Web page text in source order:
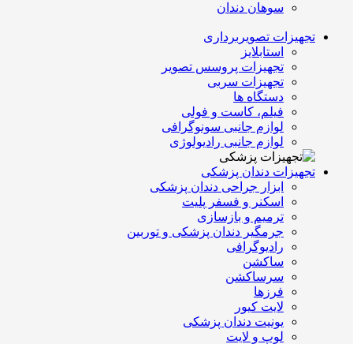
سوهان دندان
تجهیزات تصویربرداری
استابلایز
تجهیزات پروسس تصویر
تجهیزات سربی
دستگاه ها
فیلم، کاست و فولی
لوازم جانبی سونوگرافی
لوازم جانبی رادیولوژی
تجهیزات دندان پزشکی
ابزار جراحی دندان پزشکی
اسکنر و فسفر پلیت
ترمیم و بازسازی
جرمگیر دندان پزشکی و توربین
رادیوگرافی
ساکشن
سرساکشن
فرزها
لایت کیور
یونیت دندان پزشکی
لوپ و لایت